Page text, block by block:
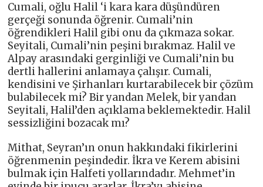
Cumali, oğlu Halil ‘i kara kara düşündüren
gerçeği sonunda öğrenir. Cumali’nin
öğrendikleri Halil gibi onu da çıkmaza sokar.
Seyitali, Cumali’nin peşini bırakmaz. Halil ve
Alpay arasındaki gerginliği ve Cumali’nin bu
dertli hallerini anlamaya çalışır. Cumali,
kendisini ve Şirhanları kurtarabilecek bir çözüm
bulabilecek mi? Bir yandan Melek, bir yandan
Seyitali, Halil’den açıklama beklemektedir. Halil
sessizliğini bozacak mı?
Mithat, Seyran’ın onun hakkındaki fikirlerini
öğrenmenin peşindedir. İkra ve Kerem abisini
bulmak için Halfeti yollarındadır. Mehmet’in